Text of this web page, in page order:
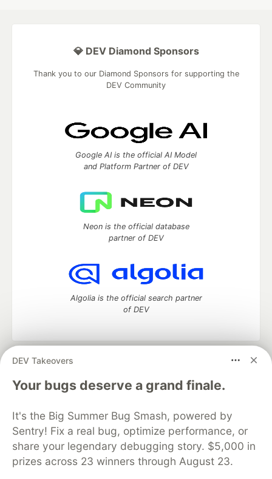
DEV Takeovers
Your bugs deserve a grand finale.
It's the Big Summer Bug Smash, powered by
Sentry! Fix a real bug, optimize performance, or
share your legendary debugging story. $5,000 in
prizes across 23 winners through August 23.
💎 DEV Diamond Sponsors
Thank you to our Diamond Sponsors for supporting the
DEV Community
Google AI is the official AI Model
and Platform Partner of DEV
Neon is the official database
partner of DEV
Algolia is the official search partner
of DEV
DEV Community
— A space to discuss and keep up software
development and manage your software career
Home
DEV Challenges DEV++
Videos
Organization Accounts
DEV Showcase About
Contact
Free Postgres Database
DEV Shop
MLH
Code of Conduct
Privacy Policy
Terms of Use
Built on
— the open sourcesoftware that powers
and other inclusive communities.